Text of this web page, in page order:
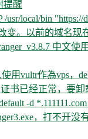
提醒
usr/local/bin "https://
变。以前的域名
中文使
用vultr作為vps，
书已经正常，要卸
-d
，打不开没